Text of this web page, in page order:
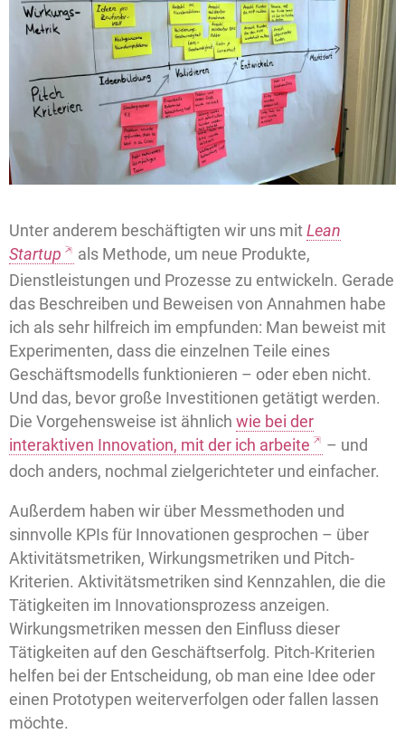
Unter anderem beschäftigten wir uns mitLean
Startup
als Methode, um neue Produkte,
Dienstleistungen und Prozesse zu entwickeln. Gerade
das Beschreiben und Beweisen von Annahmen habe
ich als sehr hilfreich im empfunden: Man beweist mit
Experimenten, dass die einzelnen Teile eines
Geschäftsmodells funktionieren – oder eben nicht.
Und das, bevor große Investitionen getätigt werden.
Die Vorgehensweise ist ähnlich wie bei der
interaktiven Innovation, mit der ich arbeite
– und
doch anders, nochmal zielgerichteter und einfacher.
Außerdem haben wir über Messmethoden und
sinnvolle KPIs für Innovationen gesprochen – über
Aktivitätsmetriken, Wirkungsmetriken und Pitch-
Kriterien. Aktivitätsmetriken sind Kennzahlen, die die
Tätigkeiten im Innovationsprozess anzeigen.
Wirkungsmetriken messen den Einfluss dieser
Tätigkeiten auf den Geschäftserfolg. Pitch-Kriterien
helfen bei der Entscheidung, ob man eine Idee oder
einen Prototypen weiterverfolgen oder fallen lassen
möchte.